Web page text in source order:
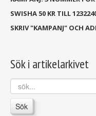
SWISHA 50 KR TILL
SKRIV "KAMPANJ" OCH
Sök i artikelarkivet
sök...
Sök